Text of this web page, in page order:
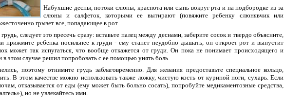
Набухшие десны, потоки слюны, краснота или сыпь вокруг рта и на подбородке из-за
слюны и салфеток, которыми ее вытирают (повяжите ребенку слюнявчик или
грызет все, попадающее в рот.
следует это пресечь сразу: вставьте палец между деснами, заберите сосок и твердо объясните,
прижмите ребенка посильнее к груди - ему станет неудобно дышать, он откроет рот и выпустит
может так испугаться, что вообще откажется от груди. Он пока не понимает происходящего и
в этом случае решил попробовать с ее помощью унять боль.
поэтому отнимите грудь заблаговременно. Для жевания предоставьте специальное кольцо,
В этом качестве можно использовать также ложку, чистую кость от куриной ноги, сухарь. Если
отказывается от еды (ему может быть больно сосать), попробуйте медикаментозные средства,
но не увлекайтесь ими.